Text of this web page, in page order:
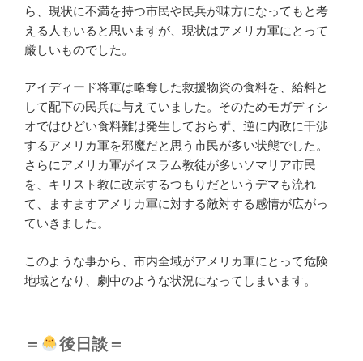
ら、現状に不満を持つ市民や民兵が味方になってもと考
える人もいると思いますが、現状はアメリカ軍にとって
厳しいものでした。
アイディード将軍は略奪した救援物資の食料を、給料と
して配下の民兵に与えていました。そのためモガディシ
オではひどい食料難は発生しておらず、逆に内政に干渉
するアメリカ軍を邪魔だと思う市民が多い状態でした。
さらにアメリカ軍がイスラム教徒が多いソマリア市民
を、キリスト教に改宗するつもりだというデマも流れ
て、ますますアメリカ軍に対する敵対する感情が広がっ
ていきました。
このような事から、市内全域がアメリカ軍にとって危険
地域となり、劇中のような状況になってしまいます。
＝ 後日談＝